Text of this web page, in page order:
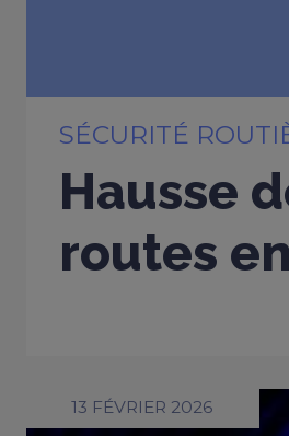
SÉCURITÉ
Hausse
routes
13 FÉVRIER 2026